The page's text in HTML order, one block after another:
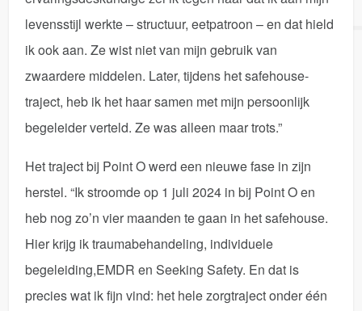
levensstijl werkte – structuur, eetpatroon – en dat hield
ik ook aan. Ze wist niet van mijn gebruik van
zwaardere middelen. Later, tijdens het safehouse-
traject, heb ik het haar samen met mijn persoonlijk
begeleider verteld. Ze was alleen maar trots.”
Het traject bij Point O werd een nieuwe fase in zijn
herstel. “Ik stroomde op 1 juli 2024 in bij Point O en
heb nog zo’n vier maanden te gaan in het safehouse.
Hier krijg ik traumabehandeling, individuele
begeleiding,EMDR en Seeking Safety. En dat is
precies wat ik fijn vind: het hele zorgtraject onder één